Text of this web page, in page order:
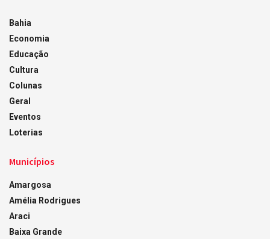
Bahia
Economia
Educação
Cultura
Colunas
Geral
Eventos
Loterias
Municípios
Amargosa
Amélia Rodrigues
Araci
Baixa Grande